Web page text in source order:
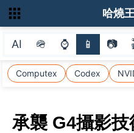
AI 🪖 ⌚ 📱 📷
Computex Codex
哈燒
承襲 G4攝影